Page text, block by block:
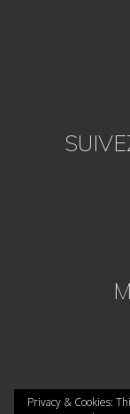
Privacy & Cookies: